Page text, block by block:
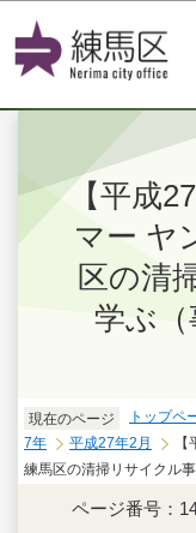
こ
【平成
マー ヤ
区の清
学ぶ（
現在のページ トップペ
7年
平成27年2月
練馬区の清掃リサイクル
ページ番号：